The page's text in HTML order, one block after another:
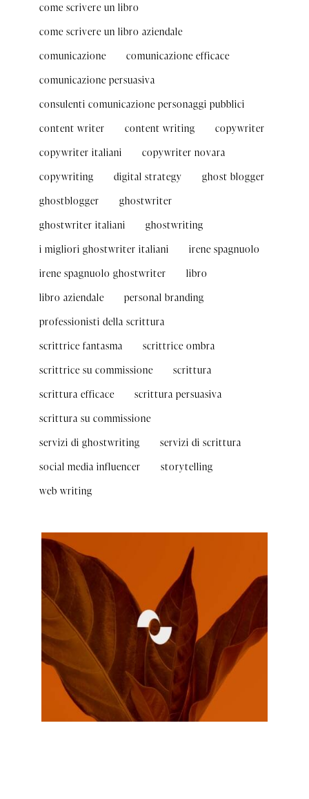
come scrivere un libro
come scrivere un libro aziendale
comunicazione
comunicazione efficace
comunicazione persuasiva
consulenti comunicazione personaggi pubblici
content writer
content writing
copywriter
copywriter italiani
copywriter novara
copywriting
digital strategy
ghost blogger
ghostblogger
ghostwriter
ghostwriter italiani
ghostwriting
i migliori ghostwriter italiani
irene spagnuolo
irene spagnuolo ghostwriter
libro
libro aziendale
personal branding
professionisti della scrittura
scrittrice fantasma
scrittrice ombra
scrittrice su commissione
scrittura
scrittura efficace
scrittura persuasiva
scrittura su commissione
servizi di ghostwriting
servizi di scrittura
social media influencer
storytelling
web writing